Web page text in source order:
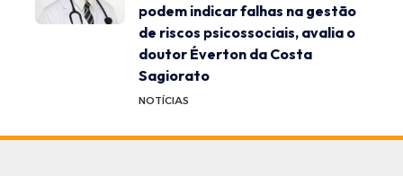
podem indicar falhas na gestão
de riscos psicossociais, avalia o
doutor Éverton da Costa
Sagiorato
NOTÍCIAS